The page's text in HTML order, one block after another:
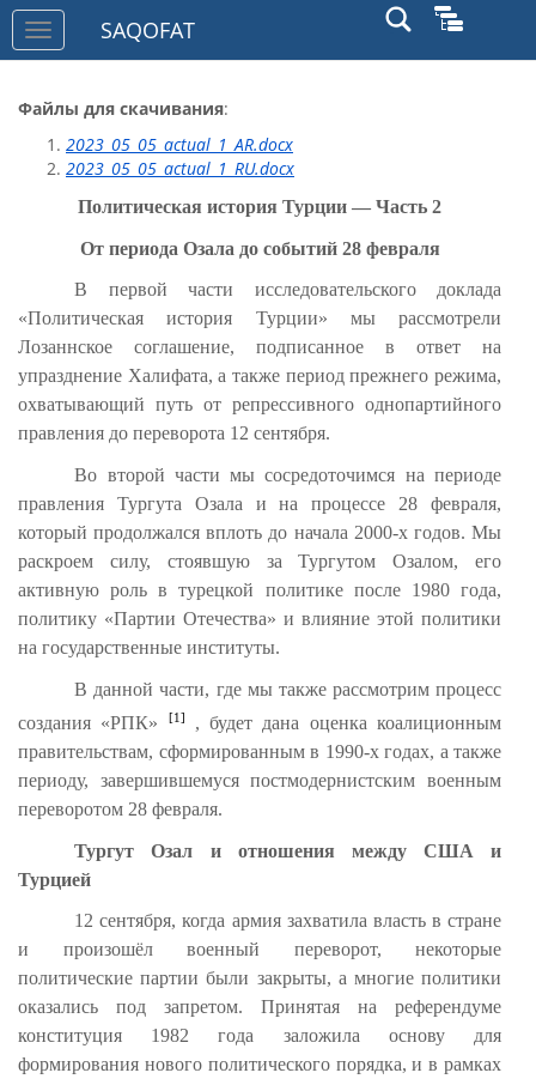
Toggle
navigation
SAQOFAT
Файлы для скачивания:
2023_05_05_actual_1_AR.docx
2023_05_05_actual_1_RU.docx
Политическая история Турции — Часть 2
От периода Озала до событий 28 февраля
В первой части исследовательского доклада
«Политическая история Турции» мы рассмотрели
Лозаннское соглашение, подписанное в ответ на
упразднение Халифата, а также период прежнего режима,
охватывающий путь от репрессивного однопартийного
правления до переворота 12 сентября.
Во второй части мы сосредоточимся на периоде
правления Тургута Озала и на процессе 28 февраля,
который продолжался вплоть до начала 2000-х годов. Мы
раскроем силу, стоявшую за Тургутом Озалом, его
активную роль в турецкой политике после 1980 года,
политику «Партии Отечества» и влияние этой политики
на государственные институты.
В данной части, где мы также рассмотрим процесс
создания «РПК»
[1]
, будет дана оценка коалиционным
правительствам, сформированным в 1990-х годах, а также
периоду, завершившемуся постмодернистским военным
переворотом 28 февраля.
Тургут Озал и отношения между США и
Турцией
12 сентября, когда армия захватила власть в стране
и произошёл военный переворот, некоторые
политические партии были закрыты, а многие политики
оказались под запретом. Принятая на референдуме
конституция 1982 года заложила основу для
формирования нового политического порядка, и в рамках